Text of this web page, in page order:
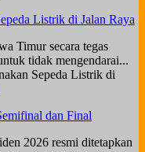
Listrik di Jalan Raya
Timur secara tegas
tidak mengendarai...
Sepeda Listrik di
dan Final
2026 resmi ditetapkan